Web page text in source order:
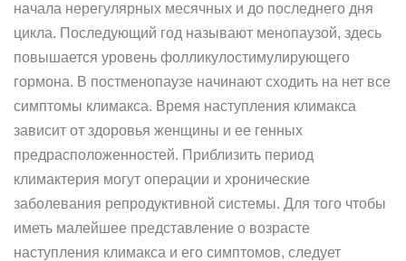
начала нерегулярных месячных и до последнего дня
цикла. Последующий год называют менопаузой, здесь
повышается уровень фолликулостимулирующего
гормона. В постменопаузе начинают сходить на нет все
симптомы климакса. Время наступления климакса
зависит от здоровья женщины и ее генных
предрасположенностей. Приблизить период
климактерия могут операции и хронические
заболевания репродуктивной системы. Для того чтобы
иметь малейшее представление о возрасте
наступления климакса и его симптомов, следует